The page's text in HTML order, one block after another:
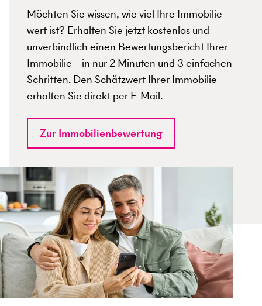
Möchten Sie wissen, wie viel Ihre Immobilie
wert ist? Erhalten Sie jetzt kostenlos und
unverbindlich einen Bewertungsbericht Ihrer
Immobilie – in nur 2 Minuten und 3 einfachen
Schritten. Den Schätzwert Ihrer Immobilie
erhalten Sie direkt per E-Mail.
Zur Immobilienbewertung